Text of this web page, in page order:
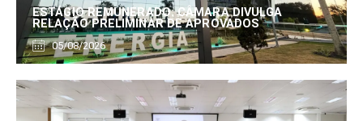
ESTÁGIO REMUNERADO: CÂMARA DIVULGA
RELAÇÃO PRELIMINAR DE APROVADOS
05/08/2026